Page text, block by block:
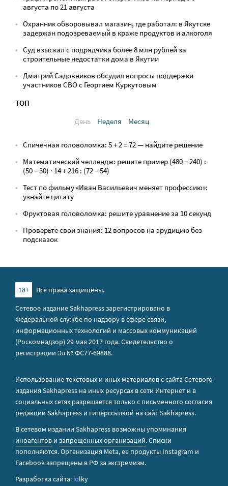
августа по 21 августа
Охранник обворовывал магазин, где работал: в Якутске
задержан подозреваемый в краже продуктов и алкоголя
Суд взыскал с подрядчика более 8 млн рублей за
строительные недостатки дома в Якутии
Дмитрий Садовников обсудил вопросы поддержки
участников СВО с Георгием Куркутовым
ТОП
День
Неделя Месяц
Спичечная головоломка: 5 + 2 = 72 — найдите решение
Математический челлендж: решите пример (480 − 240) :
(50 − 30) · 14 + 216 : (72 − 54)
Тест по фильму «Иван Васильевич меняет профессию»:
узнайте цитату
Фруктовая головоломка: решите уравнение за 10 секунд
Проверьте свои знания: 12 вопросов на эрудицию без
подсказок
18+
Все права защищены.
Сетевое издание Sakhapress зарегистрировано в
Федеральной службе по надзору в сфере связи,
информационных технологий и массовых коммуникаций
(Роскомнадзор) 29 мая 2017 года. Свидетельство о
регистрации Эл № ФС77-69888.
Использование текстовых и иных материалов с сайта Сетевого
издания Sakhapress на иных ресурсах в сети Интернет и в
социальных сетях разрешается только с письменного согласия
редакции Sakhapress и гиперссылкой на сайт Sakhapress.
В сетевом издании Sakhapress возможны упоминания
иноагентов и запрещенных организаций. Списки
пополняются. Организация Metа, ее продукты Instagram и
Facebook запрещены в РФ за экстремизм.
Разработка сайта: iolky